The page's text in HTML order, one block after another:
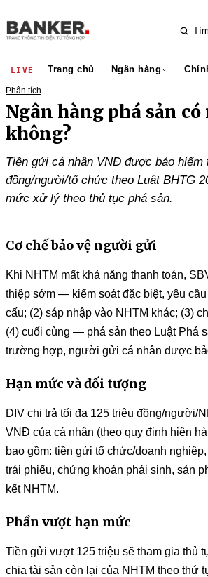
LIVE Trang chủ Ngân hàng
Phân tích
Ngân hàng phá sản
không?
Tiền gửi cá nhân VNĐ được bảo hiểm
đồng/người/tổ chức theo Luật BHTG
mức xử lý theo thủ tục phá sản.
Cơ chế bảo vệ người gửi
Khi NHTM mất khả năng thanh toán,
thiệp sớm — kiểm soát đặc biệt, yêu
cấu; (2) sáp nhập vào NHTM khác; (3)
(4) cuối cùng — phá sản theo Luật Phá
trường hợp, người gửi cá nhân được
Hạn mức và đối tượng
DIV chi trả tối đa 125 triệu đồng/người/
VNĐ của cá nhân (theo quy định hiện
bao gồm: tiền gửi tổ chức/doanh
trái phiếu, chứng khoán phái sinh, sản
kết NHTM.
Phần vượt hạn mức
Tiền gửi vượt 125 triệu sẽ tham gia thủ
chia tài sản còn lại của NHTM theo thứ